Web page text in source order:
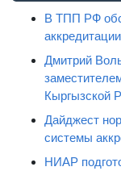
В ТПП РФ
Дмитрий
Кыргызской
Дайджест
системы
НИАР